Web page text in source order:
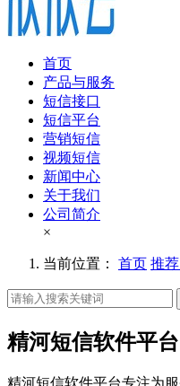
首页
产品与服务
短信接口
短信平台
营销短信
视频短信
新闻中心
关于我们
公司简介
×
当前位置： 首页 推
精河短信软件平台
精河短信软件平台专注为